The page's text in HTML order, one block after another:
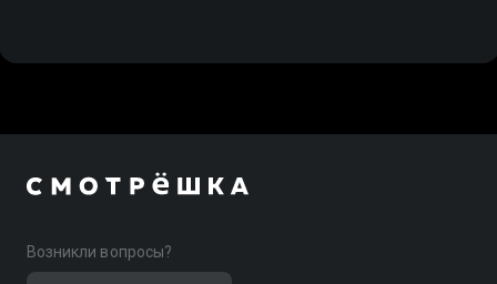
Возникли вопросы?